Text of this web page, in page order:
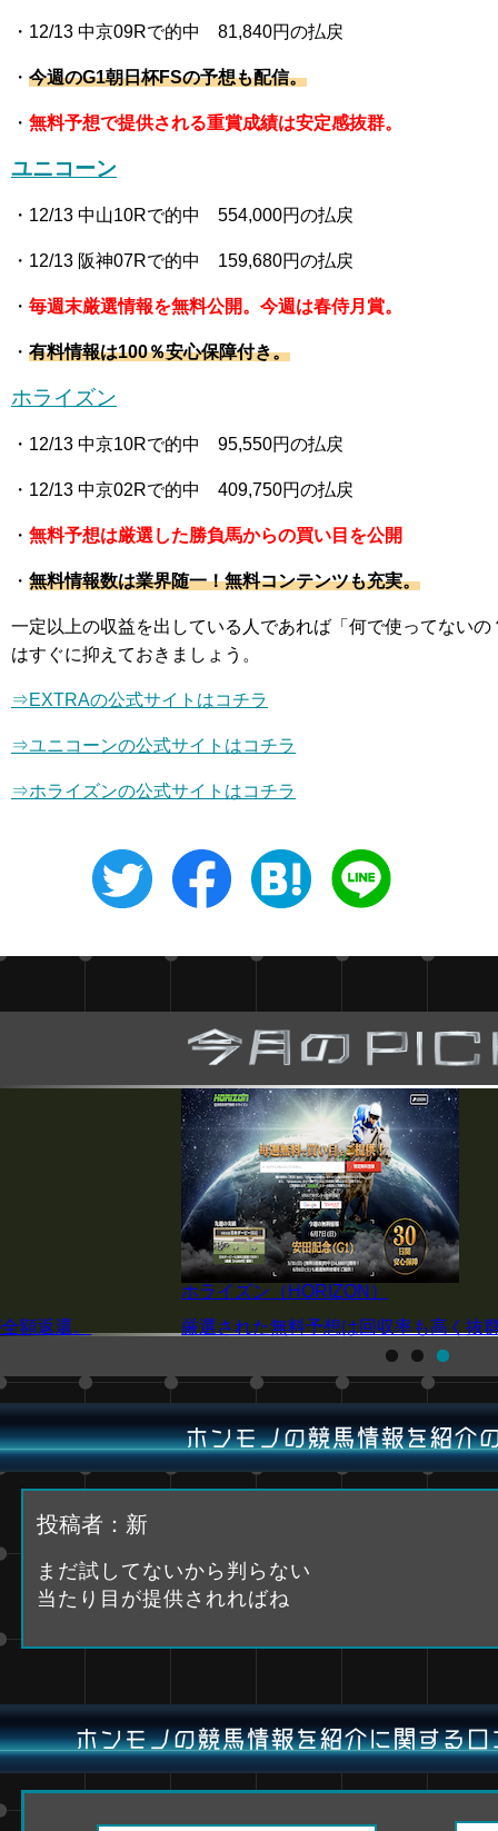
・12/13 中京09Rで的中 81,840円の払戻
・ 今週のG1朝日杯FSの予想も配信。
・ 無料予想で提供される重賞成績は安定感抜群。
ユニコーン
・12/13 中山10Rで的中 554,000円の払戻
・12/13 阪神07Rで的中 159,680円の払戻
・ 毎週末厳選情報を無料公開。今週は春侍月賞。
・ 有料情報は100％安心保障付き。
ホライズン
・12/13 中京10Rで的中 95,550円の払戻
・12/13 中京02Rで的中 409,750円の払戻
・ 無料予想は厳選した勝負馬からの買い目を公開
・ 無料情報数は業界随一！無料コンテンツも充実。
一定以上の収益を出している人であれば「何で使ってない
はすぐに抑えておきましょう。
⇒EXTRAの公式サイトはコチラ
⇒ユニコーンの公式サイトはコチラ
⇒ホライズンの公式サイトはコチラ
度を誇る！
P4
注目の阪神JF(G1)を厳選予想！買い目
ホンモノの競馬情報を紹介
投稿者：新
まだ試してないから判らない
当たり目が提供されればね
ホンモノの競馬情報を紹介に関する